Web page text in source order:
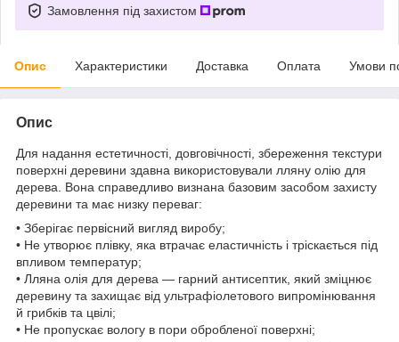
Замовлення під захистом
Опис Характеристики Доставка Оплата Умови
Опис
Для надання естетичності, довговічності, збереження текстури
поверхні деревини здавна використовували лляну олію для
дерева. Вона справедливо визнана базовим засобом захисту
деревини та має низку переваг:
• Зберігає первісний вигляд виробу;
• Не утворює плівку, яка втрачає еластичність і тріскається під
впливом температур;
• Лляна олія для дерева — гарний антисептик, який зміцнює
деревину та захищає від ультрафіолетового випромінювання
й грибків та цвілі;
• Не пропускає вологу в пори обробленої поверхні;